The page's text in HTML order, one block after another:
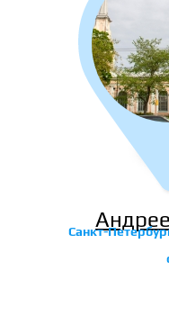
Санкт-